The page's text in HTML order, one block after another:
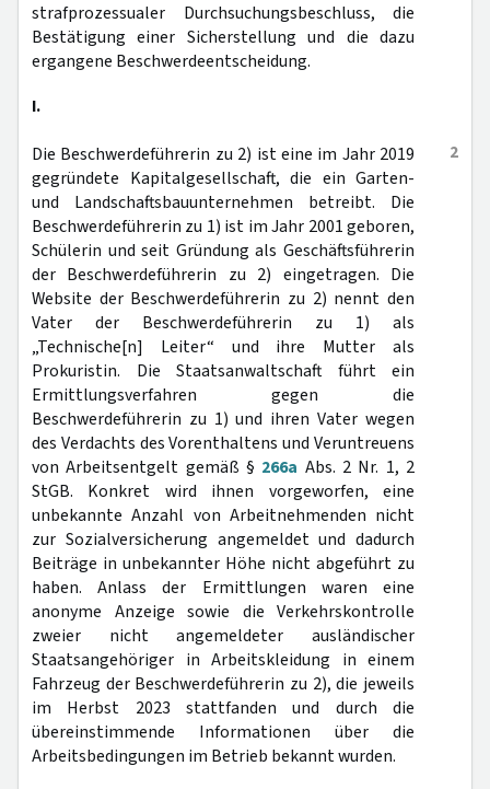
strafprozessualer Durchsuchungsbeschluss, die
Bestätigung einer Sicherstellung und die dazu
ergangene Beschwerdeentscheidung.
I.
2
Die Beschwerdeführerin zu 2) ist eine im Jahr 2019
gegründete Kapitalgesellschaft, die ein Garten-
und Landschaftsbauunternehmen betreibt. Die
Beschwerdeführerin zu 1) ist im Jahr 2001 geboren,
Schülerin und seit Gründung als Geschäftsführerin
der Beschwerdeführerin zu 2) eingetragen. Die
Website der Beschwerdeführerin zu 2) nennt den
Vater der Beschwerdeführerin zu 1) als
„Technische[n] Leiter“ und ihre Mutter als
Prokuristin. Die Staatsanwaltschaft führt ein
Ermittlungsverfahren gegen die
Beschwerdeführerin zu 1) und ihren Vater wegen
des Verdachts des Vorenthaltens und Veruntreuens
von Arbeitsentgelt gemäß § 266a Abs. 2 Nr. 1, 2
StGB. Konkret wird ihnen vorgeworfen, eine
unbekannte Anzahl von Arbeitnehmenden nicht
zur Sozialversicherung angemeldet und dadurch
Beiträge in unbekannter Höhe nicht abgeführt zu
haben. Anlass der Ermittlungen waren eine
anonyme Anzeige sowie die Verkehrskontrolle
zweier nicht angemeldeter ausländischer
Staatsangehöriger in Arbeitskleidung in einem
Fahrzeug der Beschwerdeführerin zu 2), die jeweils
im Herbst 2023 stattfanden und durch die
übereinstimmende Informationen über die
Arbeitsbedingungen im Betrieb bekannt wurden.